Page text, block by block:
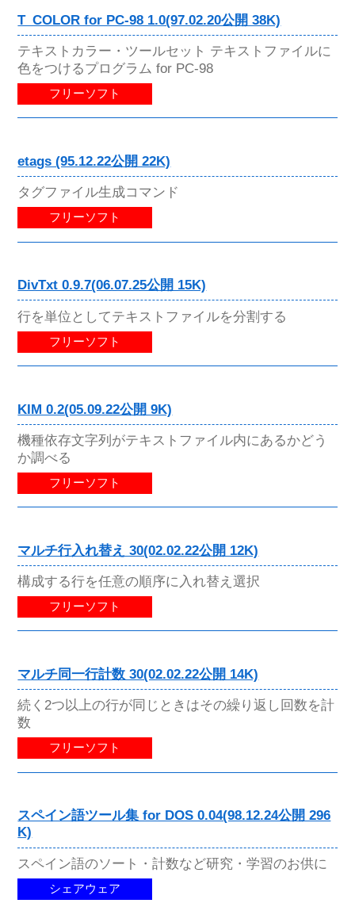
T_COLOR for PC-98 1.0(97.02.20公開 38K)
テキストカラー・ツールセット テキストファイルに
色をつけるプログラム for PC-98
フリーソフト
etags (95.12.22公開 22K)
タグファイル生成コマンド
フリーソフト
DivTxt 0.9.7(06.07.25公開 15K)
行を単位としてテキストファイルを分割する
フリーソフト
KIM 0.2(05.09.22公開 9K)
機種依存文字列がテキストファイル内にあるかどう
か調べる
フリーソフト
マルチ行入れ替え 30(02.02.22公開 12K)
構成する行を任意の順序に入れ替え選択
フリーソフト
マルチ同一行計数 30(02.02.22公開 14K)
続く2つ以上の行が同じときはその繰り返し回数を計
数
フリーソフト
スペイン語ツール集 for DOS 0.04(98.12.24公開 296
K)
スペイン語のソート・計数など研究・学習のお供に
シェアウェア